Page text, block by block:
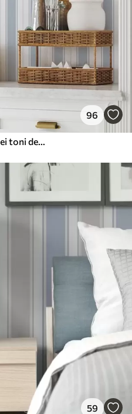
96
Versione con strisce ripetute nei toni del grigio-blu
59